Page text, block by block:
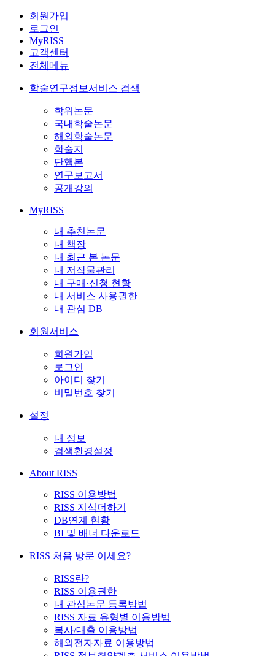
회원가입
로그인
MyRISS
고객센터
전체메뉴
학술연구정보서비스 검색
학위논문
국내학술논문
해외학술논문
학술지
단행본
연구보고서
공개강의
MyRISS
내 추천논문
내 책장
내 최근 본 논문
내 저작물관리
내 구매·신청 현황
내 서비스 사용권한
내 관심 DB
회원서비스
회원가입
로그인
아이디 찾기
비밀번호 찾기
설정
내 정보
검색환경설정
About RISS
RISS 이용방법
RISS 지식더하기
DB연계 현황
BI 및 배너 다운로드
RISS 처음 방문 이세요?
RISS란?
RISS 이용권한
내 관심논문 등록방법
RISS 자료 유형별 이용방법
복사/대출 이용방법
해외전자자료 이용방법